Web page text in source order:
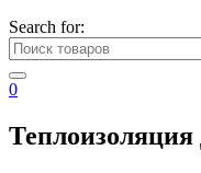
Search for:
0
Теплоизоляция